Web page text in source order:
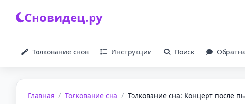
Сновидец.ру
Толкование снов Инструкции Поиск
Главная / Толкование сна / Толкование сна: Концерт после